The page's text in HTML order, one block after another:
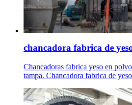
chancadora fabrica de
Chancadoras fabrica yeso en
tampa. Chancadora fabrica de